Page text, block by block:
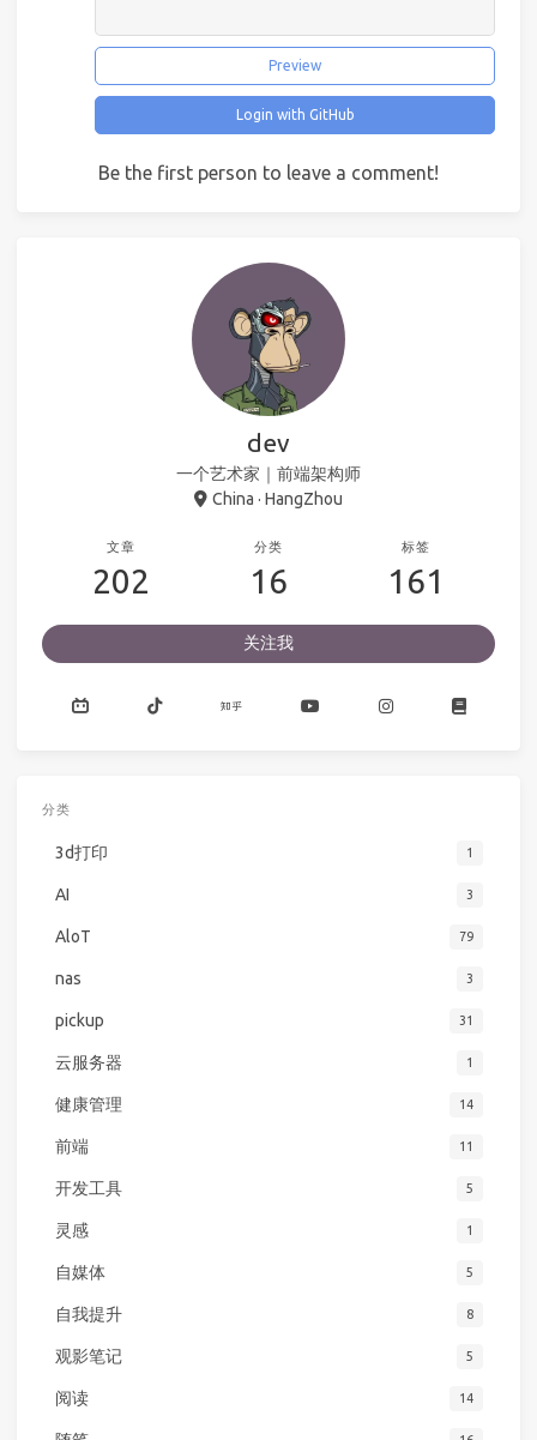
Preview
Login with GitHub
Be the first person to leave a comment!
dev
一个艺术家｜前端架构师
China · HangZhou
文章
202
分类
16
标签
161
关注我
分类
3d打印 1
AI 3
AloT 79
nas 3
pickup 31
云服务器 1
健康管理 14
前端 11
开发工具 5
灵感 1
自媒体 5
自我提升 8
观影笔记 5
阅读 14